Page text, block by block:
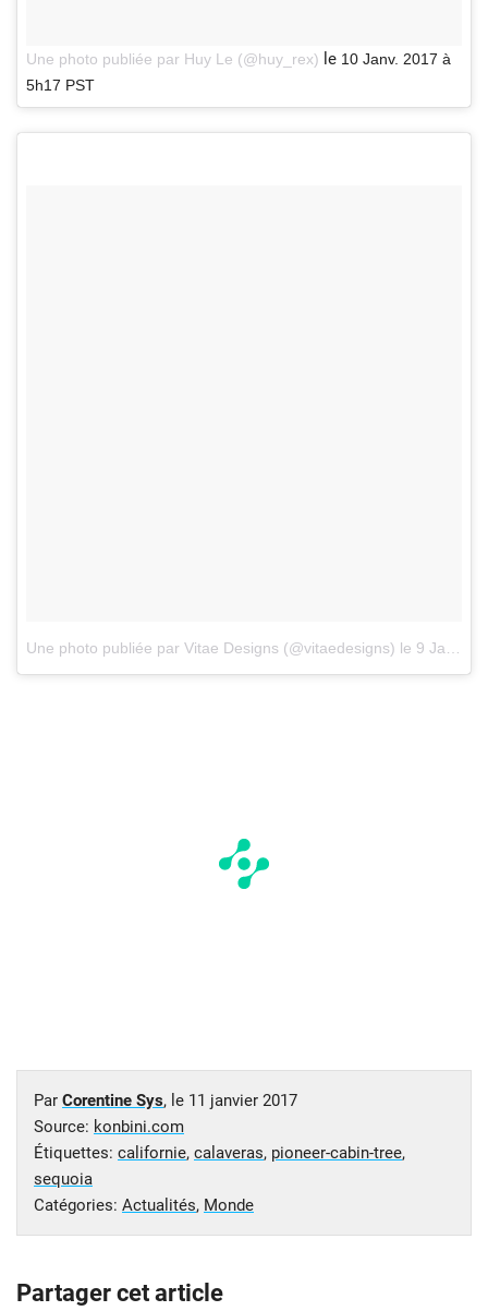
Une photo publiée par Huy Le (@huy_rex) le 10 Janv. 2017 à
5h17 PST
Une photo publiée par Vitae Designs (@vitaedesigns) le 9 Janv. 2017 à 22h30 PST
Par Corentine Sys, le 11 janvier 2017
Source: konbini.com
Étiquettes: californie, calaveras, pioneer-cabin-tree,
sequoia
Catégories: Actualités, Monde
Partager cet article